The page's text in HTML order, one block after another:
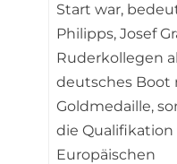
Start war,
Philipps, Josef
Ruderkollegen
deutsches Boot
Goldmedaille,
die
Europäischen